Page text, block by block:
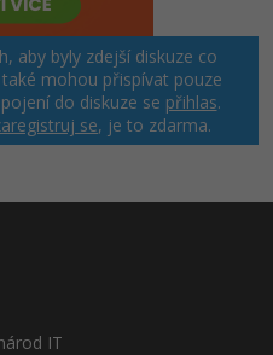
aby byly zdejší diskuze co
mohou přispívat pouze
do diskuze se přihlas.
se, je to zdarma.
IT